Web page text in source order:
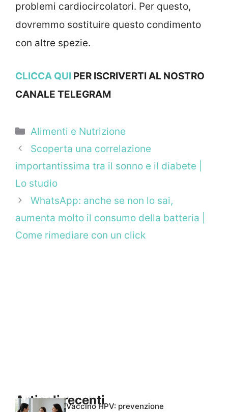
problemi cardiocircolatori. Per questo,
dovremmo sostituire questo condimento
con altre spezie.
CLICCA QUI PER ISCRIVERTI AL NOSTRO
CANALE TELEGRAM
Categorie
Alimenti e Nutrizione
Scoperta una correlazione
importantissima tra il sonno e il diabete |
Lo studio
WhatsApp: anche se non lo sai,
aumenta molto il consumo della batteria |
Come rimediare con un click
Articoli recentiVaccino HPV: prevenzione